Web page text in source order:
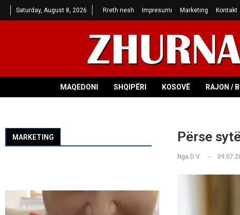
Saturday, August 8, 2026 Rreth nesh Impresumi Marketing Kontakt
MAQEDONI SHQIPËRI KOSOVË RAJON /
Përse
Nga D V
MARKETING